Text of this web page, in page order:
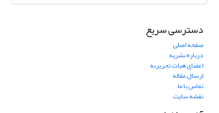
دسترسی سریع
صفحه اصلی
درباره نشریه
اعضای هیات تحریریه
ارسال مقاله
تماس با ما
نقشه سایت